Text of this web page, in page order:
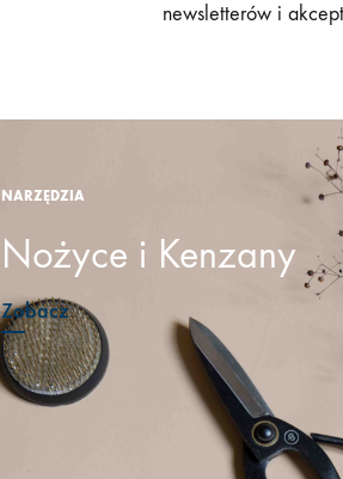
newsletterów i
NARZĘDZIA
Nożyce i Kenzany
Zobacz